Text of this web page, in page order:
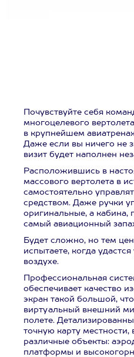
Почувствуйте себя
многоцелевого
в крупнейшем
Даже если вы ничего не
визит будет наполнен
Расположившись в
массового вертолета в
самостоятельно
средством. Даже ручки
оригинальные, а кабина,
самый авиационный
Будет сложно, но тем
испытаете, когда
воздухе.
Профессиональная
обеспечивает качество
экран такой большой,
виртуальный внешний
полете.
точную карту
различные объекты:
платформы и